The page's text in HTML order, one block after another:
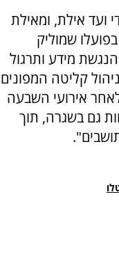
ועד אילת, ומאילת
שמוליק
מידע ותרגול
קליטה המפונים
אירועי השבעה
גם בשגרה, תוך